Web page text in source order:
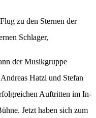
zu den Sternen der
Schlager,
der Musikgruppe
Hatzi und Stefan
Auftritten im In-
Jetzt haben sich zum